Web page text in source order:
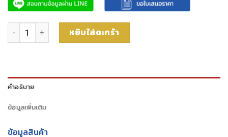
จำนวน รถโต๊ะยกของ 30 ถึง 100kg 450 x 700mm ชิ้น
หยิบใส่ตะกร้า
คำอธิบาย
ข้อมูลเพิ่มเติม
ข้อมูลสินค้า